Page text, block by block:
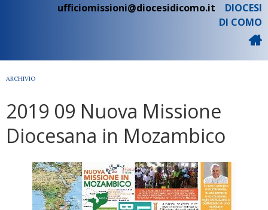
ufficiomissioni@diocesidicomo.it
DIOCESI
DI COMO
ARCHIVIO
2019 09 Nuova Missione
Diocesana in Mozambico